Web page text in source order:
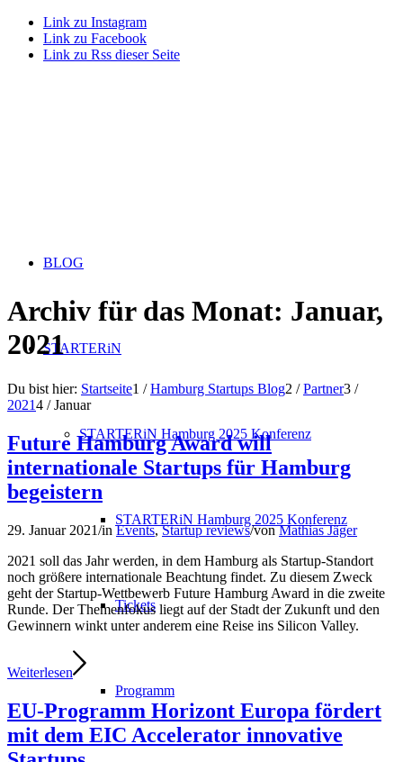
Link zu Instagram
Link zu Facebook
Link zu Rss dieser Seite
BLOG
STARTERiN
STARTERiN Hamburg 2025 Konferenz
STARTERiN Hamburg 2025 Konferenz
Tickets
Programm
Archiv für das Monat: Januar,
2021
Du bist hier: Startseite1 / Hamburg Startups Blog2 / Partner3 /
20214 / Januar
Future Hamburg Award will
internationale Startups für Hamburg
begeistern
29. Januar 2021/inEvents,Startup reviews/vonMathias Jäger
2021 soll das Jahr werden, in dem Hamburg als Startup-Standort
noch größere internationale Beachtung findet. Zu diesem Zweck
geht der Startup-Wettbewerb Future Hamburg Award in die zweite
Runde. Der Themenfokus liegt auf der Stadt der Zukunft und den
Gewinnern winkt unter anderem eine Reise ins Silicon Valley.
Weiterlesen
EU-Programm Horizont Europa fördert
mit dem EIC Accelerator innovative